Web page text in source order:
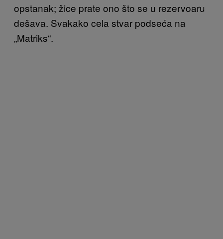
opstanak; žice prate ono što se u rezervoaru
dešava. Svakako cela stvar podseća na
„Matriks“.